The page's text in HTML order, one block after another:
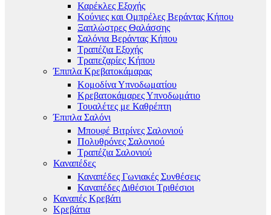
Καρέκλες Εξοχής
Κούνιες και Ομπρέλες Βεράντας Κήπου
Ξαπλώστρες Θαλάσσης
Σαλόνια Βεράντας Κήπου
Τραπέζια Εξοχής
Τραπεζαρίες Κήπου
Έπιπλα Κρεβατοκάμαρας
Κομοδίνα Υπνοδωματίου
Κρεβατοκάμαρες Υπνοδωμάτιο
Τουαλέτες με Καθρέπτη
Έπιπλα Σαλόνι
Μπουφέ Βιτρίνες Σαλονιού
Πολυθρόνες Σαλονιού
Τραπέζια Σαλονιού
Καναπέδες
Καναπέδες Γωνιακές Συνθέσεις
Καναπέδες Διθέσιοι Τριθέσιοι
Καναπές Κρεβάτι
Κρεβάτια